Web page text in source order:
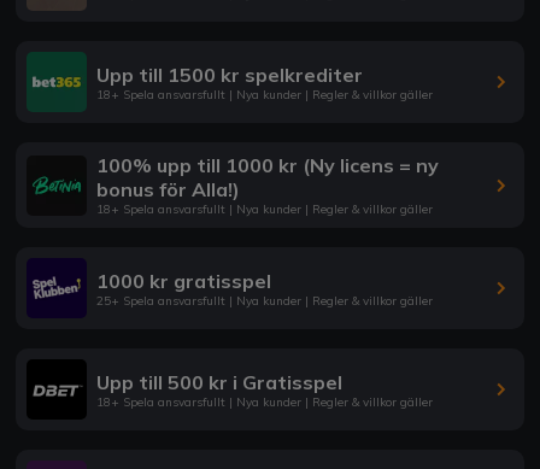
Upp till 1500 kr spelkrediter
18+ Spela ansvarsfullt | Nya kunder | Regler & villkor gäller
100% upp till 1000 kr (Ny licens = ny
bonus för Alla!)
18+ Spela ansvarsfullt | Nya kunder | Regler & villkor gäller
1000 kr gratisspel
25+ Spela ansvarsfullt | Nya kunder | Regler & villkor gäller
Upp till 500 kr i Gratisspel
18+ Spela ansvarsfullt | Nya kunder | Regler & villkor gäller